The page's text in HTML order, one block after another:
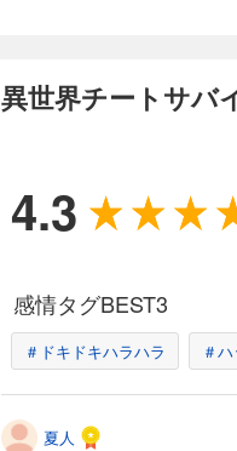
恐竜をやっ
完結
異世界の未
た！米を手
異世界チートサ
4.3
感情タグBEST3
＃ドキドキハラハラ ＃
夏人